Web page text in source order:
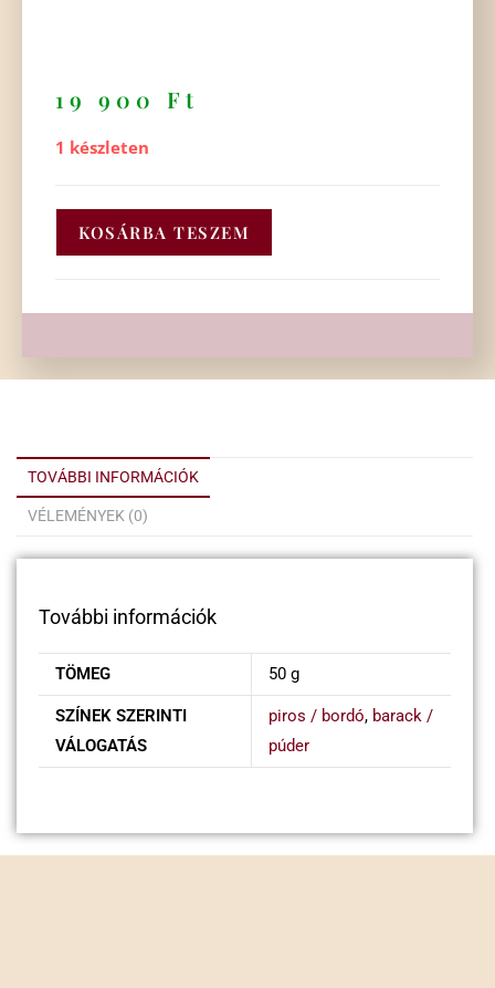
19 900 Ft
1 készleten
KOSÁRBA TESZEM
TOVÁBBI INFORMÁCIÓK
VÉLEMÉNYEK (0)
További információk
TÖMEG 50 g
SZÍNEK SZERINTI
VÁLOGATÁS
piros / bordó, barack /
púder